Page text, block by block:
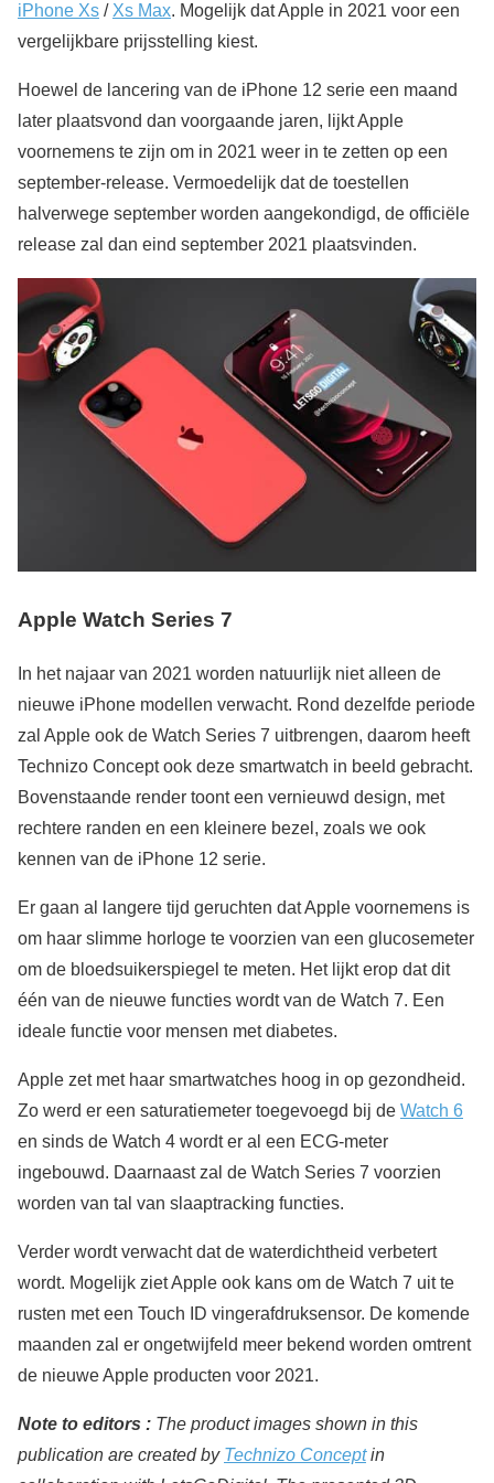
iPhone Xs / Xs Max. Mogelijk dat Apple in 2021 voor een
vergelijkbare prijsstelling kiest.
Hoewel de lancering van de iPhone 12 serie een maand
later plaatsvond dan voorgaande jaren, lijkt Apple
voornemens te zijn om in 2021 weer in te zetten op een
september-release. Vermoedelijk dat de toestellen
halverwege september worden aangekondigd, de officiële
release zal dan eind september 2021 plaatsvinden.
Apple Watch Series 7
In het najaar van 2021 worden natuurlijk niet alleen de
nieuwe iPhone modellen verwacht. Rond dezelfde periode
zal Apple ook de Watch Series 7 uitbrengen, daarom heeft
Technizo Concept ook deze smartwatch in beeld gebracht.
Bovenstaande render toont een vernieuwd design, met
rechtere randen en een kleinere bezel, zoals we ook
kennen van de iPhone 12 serie.
Er gaan al langere tijd geruchten dat Apple voornemens is
om haar slimme horloge te voorzien van een glucosemeter
om de bloedsuikerspiegel te meten. Het lijkt erop dat dit
één van de nieuwe functies wordt van de Watch 7. Een
ideale functie voor mensen met diabetes.
Apple zet met haar smartwatches hoog in op gezondheid.
Zo werd er een saturatiemeter toegevoegd bij de Watch 6
en sinds de Watch 4 wordt er al een ECG-meter
ingebouwd. Daarnaast zal de Watch Series 7 voorzien
worden van tal van slaaptracking functies.
Verder wordt verwacht dat de waterdichtheid verbetert
wordt. Mogelijk ziet Apple ook kans om de Watch 7 uit te
rusten met een Touch ID vingerafdruksensor. De komende
maanden zal er ongetwijfeld meer bekend worden omtrent
de nieuwe Apple producten voor 2021.
Note to editors : The product images shown in this
publication are created by Technizo Conceptin